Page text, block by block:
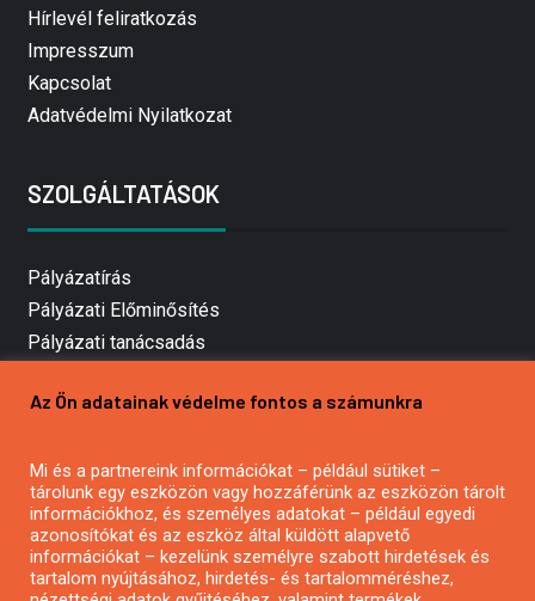
Hírlevél feliratkozás
Impresszum
Kapcsolat
Adatvédelmi Nyilatkozat
SZOLGÁLTATÁSOK
Pályázatírás
Pályázati Előminősítés
Pályázati tanácsadás
Mezőgazdasági pályázatírás
Pályázatírás civil szervezeteknek
Pályázatírás önkormányzatoknak
Pályázatfigyelés
Specifikus pályázatfigyelés vagy hírlevél
Az Ön adatainak védelme fontos a számunkra
Mi és a partnereink információkat – például sütiket –
tárolunk egy eszközön vagy hozzáférünk az eszközön tárolt
információkhoz, és személyes adatokat – például egyedi
azonosítókat és az eszköz által küldött alapvető
információkat – kezelünk személyre szabott hirdetések és
tartalom nyújtásához, hirdetés- és tartalomméréshez,